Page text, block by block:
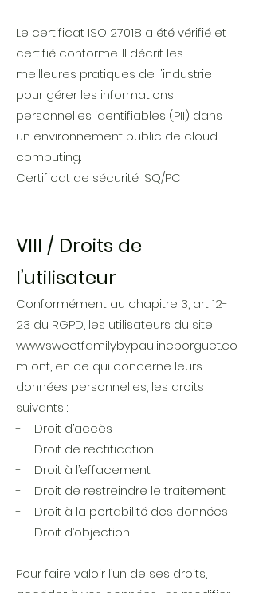
Le certificat ISO 27018 a été vérifié et
certifié conforme. Il décrit les
meilleures pratiques de l'industrie
pour gérer les informations
personnelles identifiables (PII) dans
un environnement public de cloud
computing.
Certificat de sécurité ISQ/PCI
VIII / Droits de
l’utilisateur
Conformément au chapitre 3, art 12-
23 du RGPD, les utilisateurs du site
www.sweetfamilybypaulineborguet.co
m ont, en ce qui concerne leurs
données personnelles, les droits
suivants :
- Droit d’accès
- Droit de rectification
- Droit à l’effacement
- Droit de restreindre le traitement
- Droit à la portabilité des données
- Droit d’objection
Pour faire valoir l’un de ses droits,